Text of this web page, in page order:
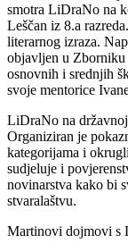
smotra LiDraNo na
Leščan iz 8.a
literarnog izraza.
objavljen u Zborniku
osnovnih i srednjih
svoje mentorice
LiDraNo na
Organiziran je
kategorijama i
sudjeluje i
novinarstva kako bi
stvaralaštvu.
Martinovi dojmovi s